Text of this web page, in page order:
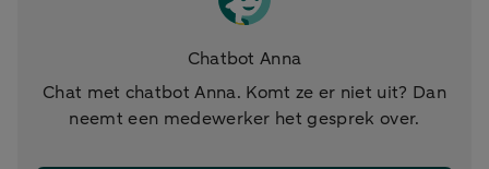
Chatbot Anna
Chat met chatbot Anna. Komt ze er niet uit? Dan
neemt een medewerker het gesprek over.